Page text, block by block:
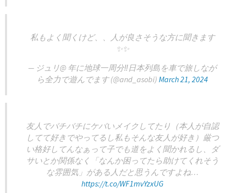
私もよく聞くけど、、人が良さそうな方に聞きます
✨✨
— ジュリ@ 年に地球一周分‼︎日本列島を車で旅しなが
ら全力で遊んでます (@and_asobi) March 21, 2024
友人でバチバチにケバいメイクしてたり（本人が自認
してて好きでやってるし私もそんな友人が好き）厳つ
い格好してんなぁって子でも道をよく聞かれるし、ダ
サいとか関係なく「なんか困ってたら助けてくれそう
な雰囲気」がある人だと思うんですよね…
https://t.co/WF1mvYzxUG